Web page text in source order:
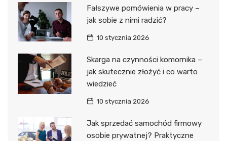
Fałszywe pomówienia w pracy –
jak sobie z nimi radzić?
10 stycznia 2026
Skarga na czynności komornika –
jak skutecznie złożyć i co warto
wiedzieć
10 stycznia 2026
Jak sprzedać samochód firmowy
osobie prywatnej? Praktyczne